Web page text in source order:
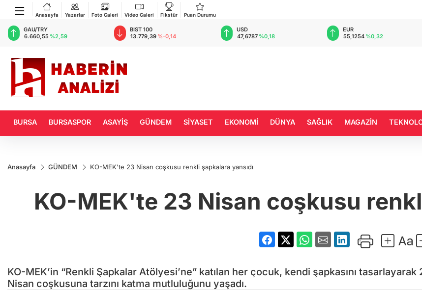
Anasayfa Yazarlar Foto Galeri Video Galeri Fikstür Puan Durumu
13.779,39
47,6787
55,1254
64,3468
BURSA BURSASPOR ASAYİŞ GÜNDEM SİYASET EKONOMİ DÜNYA SAĞLIK MAGAZİN
Anasayfa GÜNDEM KO-MEK'te 23 Nisan coşkusu renkli şapkalara yansıdı
KO-MEK'te 23 Nisan coşkusu
KO-MEK’in “Renkli Şapkalar Atölyesi’ne” katılan her çocuk, kendi şapkasını tasarlayarak
Nisan coşkusuna tarzını katma mutluluğunu yaşadı.